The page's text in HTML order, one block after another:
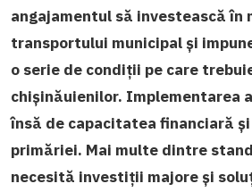
angajamentul să investească în
transportului municipal și
o serie de condiții pe care
chișinăuienilor. Implementarea
însă de capacitatea financiară
primăriei. Mai multe dintre
necesită investiții majore și